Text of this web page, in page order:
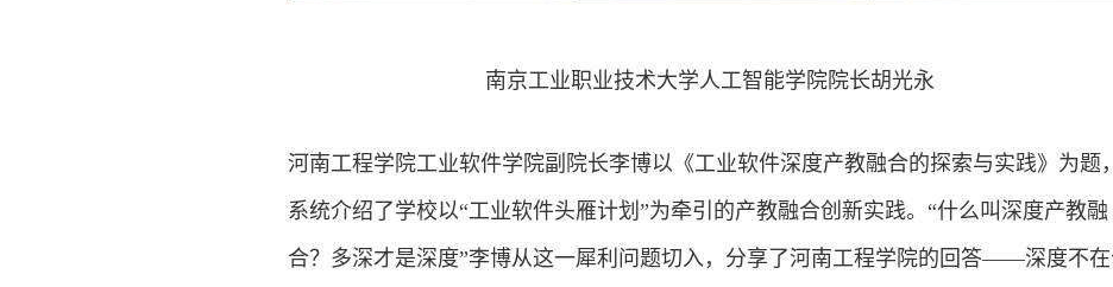
南京工业职业技术大学人工智能学院院长胡光永
河南工程学院工业软件学院副院长李博以《工业软件深度产教融合的探索与实践》为题，
系统介绍了学校以“工业软件头雁计划”为牵引的产教融合创新实践。“什么叫深度产教融
合？多深才是深度”李博从这一犀利问题切入，分享了河南工程学院的回答——深度不